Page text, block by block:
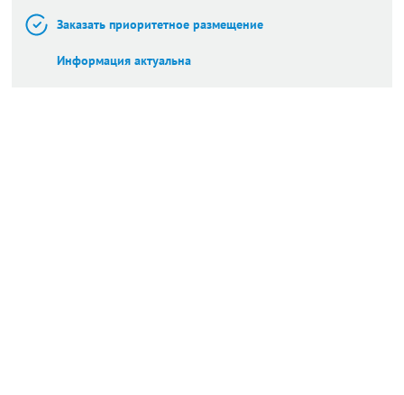
Заказать приоритетное размещение
Информация актуальна